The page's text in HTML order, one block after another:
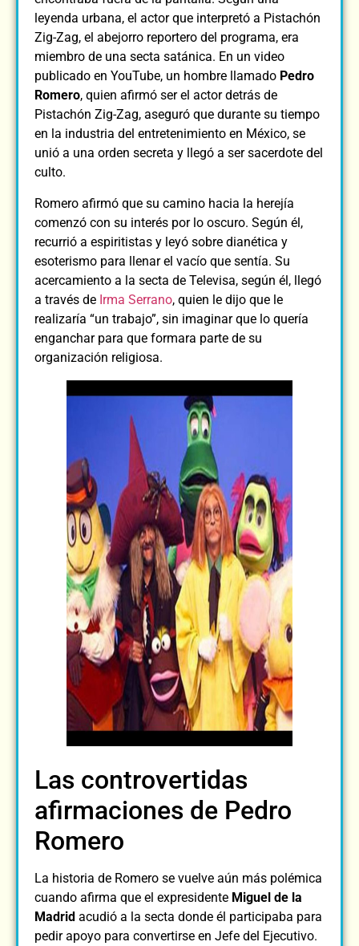
leyenda urbana, el actor que interpretó a Pistachón
Zig-Zag, el abejorro reportero del programa, era
miembro de una secta satánica. En un video
publicado en YouTube, un hombre llamado Pedro
Romero, quien afirmó ser el actor detrás de
Pistachón Zig-Zag, aseguró que durante su tiempo
en la industria del entretenimiento en México, se
unió a una orden secreta y llegó a ser sacerdote del
culto.
Romero afirmó que su camino hacia la herejía
comenzó con su interés por lo oscuro. Según él,
recurrió a espiritistas y leyó sobre dianética y
esoterismo para llenar el vacío que sentía. Su
acercamiento a la secta de Televisa, según él, llegó
a través de Irma Serrano, quien le dijo que le
realizaría “un trabajo”, sin imaginar que lo quería
enganchar para que formara parte de su
organización religiosa.
Las controvertidas
afirmaciones de Pedro
Romero
La historia de Romero se vuelve aún más polémica
cuando afirma que el expresidente Miguel de la
Madrid acudió a la secta donde él participaba para
pedir apoyo para convertirse en Jefe del Ejecutivo.